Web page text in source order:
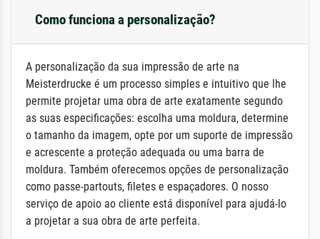
Como funciona a personalização?
A personalização da sua impressão de arte na
Meisterdrucke é um processo simples e intuitivo que lhe
permite projetar uma obra de arte exatamente segundo
as suas especificações: escolha uma moldura, determine
o tamanho da imagem, opte por um suporte de impressão
e acrescente a proteção adequada ou uma barra de
moldura. Também oferecemos opções de personalização
como passe-partouts, filetes e espaçadores. O nosso
serviço de apoio ao cliente está disponível para ajudá-lo
a projetar a sua obra de arte perfeita.